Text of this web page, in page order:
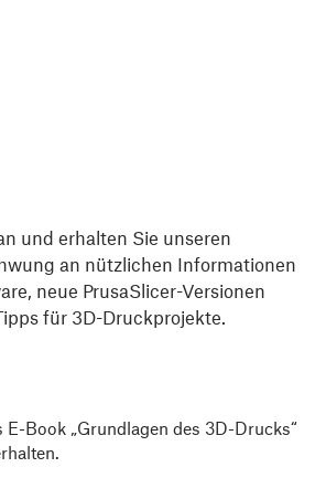
und erhalten Sie unseren
an nützlichen Informationen
neue PrusaSlicer-Versionen
für 3D-Druckprojekte.
E-Book „Grundlagen des 3D-Drucks“